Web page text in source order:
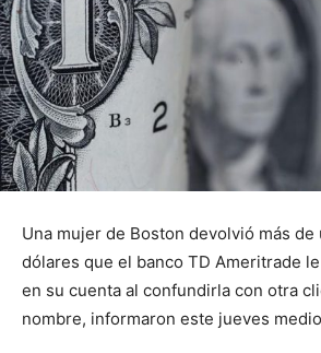
Una mujer de Boston devolvió más de
dólares que el banco TD Ameritrade
en su cuenta al confundirla con otra
nombre, informaron este jueves